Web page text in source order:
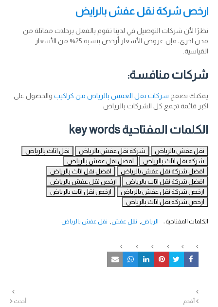
ارخص شركة نقل عفش بالرايض
نظرًا لأن شركات التوصيل في لدينا تقوم بالفعل برحلات مماثلة من
مدن اخرى، فإن عروض الأسعار أرخص بنسبة 25% من الأسعار
القياسية.
شركات منافسة:
يمكنك تصفح شركات نقل العفش بالرياض من كراكيب والحصول على
اكبر قائمة تجمع كل الشركات بالرياض
الكلمات المفتاحية key words
نقل عفش بالرياض شركة نقل عفش بالرياض
نقل اثاث بالرياض
شركة نقل اثاث بالرياض
افضل نقل عفش بالرياض
افضل شركة نقل عفش بالرياض
افضل نقل اثاث بالرياض
افضل شركة نقل اثاث بالرياض
ارخص نقل عفش بالرياض
ارخص شركة نقل عفش بالرياض
ارخص نقل اثاث بالرياض
ارخص شركة نقل اثاث بالرياض
الكلمات المفتاحية : الرياض نقل عفش نقل عفش بالرياض
أحدث أقدم